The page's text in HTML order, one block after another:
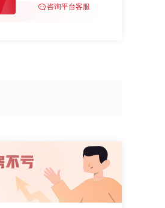
咨询平台客服